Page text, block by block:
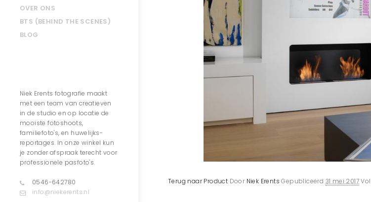
OVER ONS
BTS (BEHIND THE SCENES)
BLOG
Niek Erents fotografie maakt
met een team van creatieven
in de studio en op locatie de
mooiste fotoshoots,
familiefoto's, en huwelijks-
reportages. In onze winkel kun
je zonder afspraak terecht voor
professionele pasfoto's.
0546-642780
info@niekerents.nl
Terug naar Product Door Niek Erents Gepubliceerd 31 mei 2017